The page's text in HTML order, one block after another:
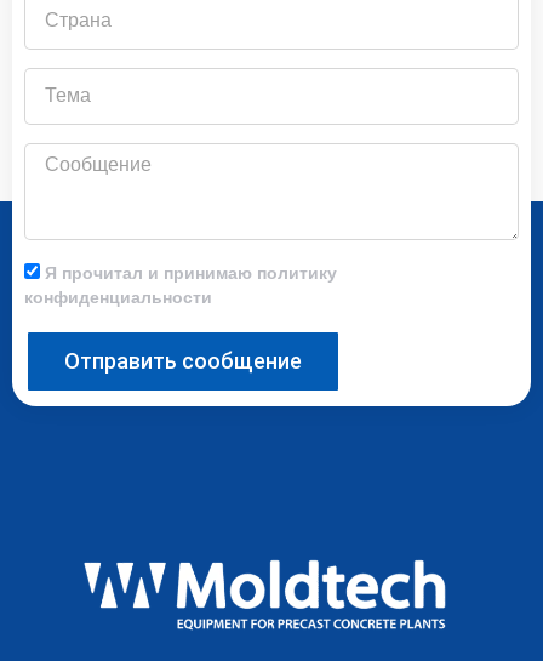
Сообщение
Я прочитал и принимаю политику
конфиденциальности
Отправить сообщение